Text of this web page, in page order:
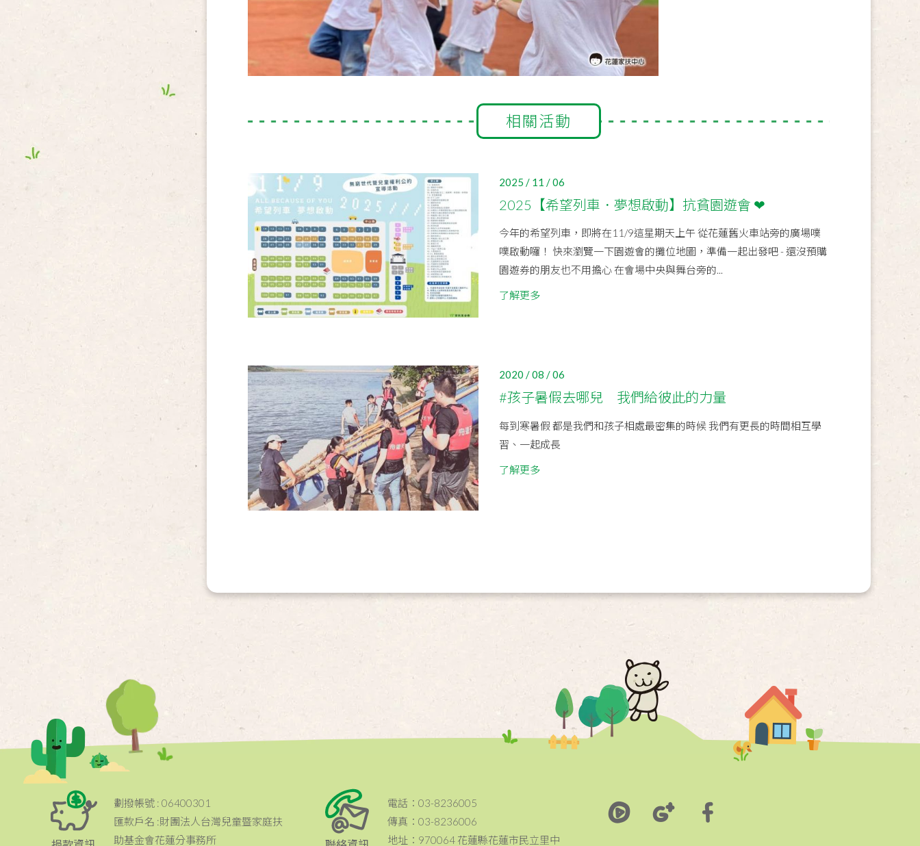
相關活動
2025 / 11 / 06
2025【希望列車．夢想啟動】抗貧園遊會 ❤
今年的希望列車，即將在11/9這星期天上午 從花蓮舊火車站旁的廣場噗
噗啟動囉！ 快來瀏覽一下園遊會的攤位地圖，準備一起出發吧 - 還沒預購
園遊券的朋友也不用擔心 在會場中央與舞台旁的...
了解更多
2020 / 08 / 06
#孩子暑假去哪兒 我們給彼此的力量
每到寒暑假 都是我們和孩子相處最密集的時候 我們有更長的時間相互學
習、一起成長
了解更多
劃撥帳號 : 06400301
匯款戶名 :財團法人台灣兒童暨家庭扶
助基金會花蓮分事務所
電話：03-8236005
傳真：03-8236006
地址：970064 花蓮縣花蓮市民立里中